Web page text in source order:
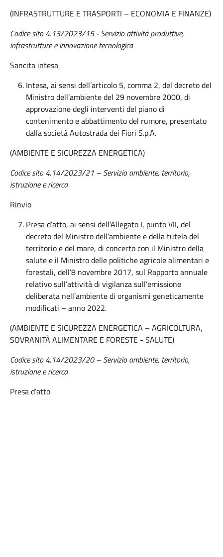
(INFRASTRUTTURE E TRASPORTI – ECONOMIA E FINANZE)
Codice sito 4.13/2023/15 - Servizio attività produttive,
infrastrutture e innovazione tecnologica
Sancita intesa
Intesa, ai sensi dell’articolo 5, comma 2, del decreto del
Ministro dell’ambiente del 29 novembre 2000, di
approvazione degli interventi del piano di
contenimento e abbattimento del rumore, presentato
dalla società Autostrada dei Fiori S.p.A.
(AMBIENTE E SICUREZZA ENERGETICA)
Codice sito 4.14/2023/21 – Servizio ambiente, territorio,
istruzione e ricerca
Rinvio
Presa d’atto, ai sensi dell’Allegato I, punto VII, del
decreto del Ministro dell’ambiente e della tutela del
territorio e del mare, di concerto con il Ministro della
salute e il Ministro delle politiche agricole alimentari e
forestali, dell’8 novembre 2017, sul Rapporto annuale
relativo sull’attività di vigilanza sull’emissione
deliberata nell’ambiente di organismi geneticamente
modificati – anno 2022.
(AMBIENTE E SICUREZZA ENERGETICA – AGRICOLTURA,
SOVRANITÀ ALIMENTARE E FORESTE - SALUTE)
Codice sito 4.14/2023/20 – Servizio ambiente, territorio,
istruzione e ricerca
Presa d’atto